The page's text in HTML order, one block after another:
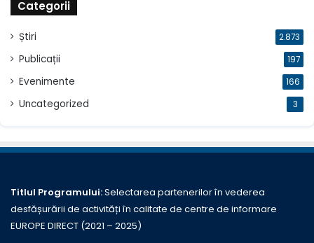
Categorii
Știri 2.873
Publicații 197
Evenimente 166
Uncategorized 3
Titlul Programului:Selectarea partenerilor în vederea
desfășurării de activități în calitate de centre de informare
EUROPE DIRECT (2021 – 2025)